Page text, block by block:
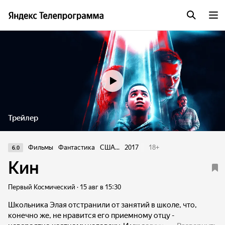
Трейлер
6.0 Фильмы Фантастика США... 2017 18+
Кин
Первый Космический · 15 авг в 15:30
Школьника Элая отстранили от занятий в школе, что,
конечно же, не нравится его приемному отцу -